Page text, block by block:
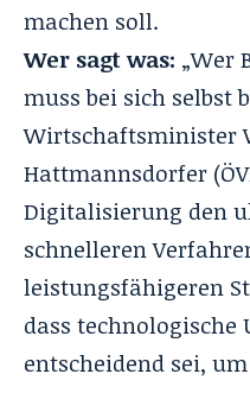
machen soll.
Wer sagt was: „Wer
muss bei sich selbst
Wirtschaftsminister
Hattmannsdorfer
Digitalisierung den
schnelleren
leistungsfähigeren
dass technologische
entscheidend sei,